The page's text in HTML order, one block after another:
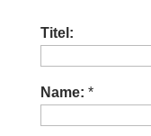
Titel:
Name: *